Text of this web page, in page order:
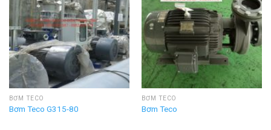
BƠM TECO
Bơm Teco G315-80
BƠM TECO
Bơm Teco